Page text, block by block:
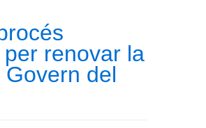
renovar la
del